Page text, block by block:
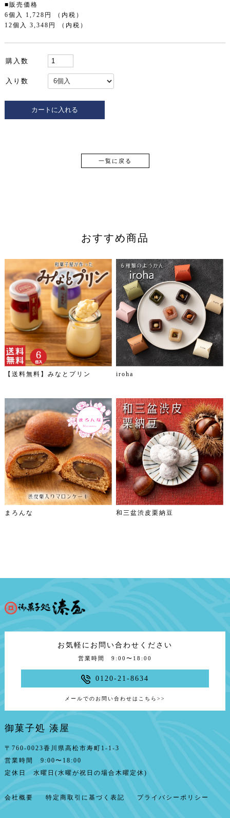
■販売価格
6個入 1,728円 （内税）
12個入 3,348円 （内税）
購入数
入り数
一覧に戻る
おすすめ商品
【送料無料】みなとプリン iroha
まろんな 和三盆渋皮栗納豆
御菓子処 湊屋
〒760-0023香川県高松市寿町1-1-3
営業時間 9:00〜18:00
定休日 水曜日(水曜が祝日の場合木曜定休)
会社概要 特定商取引に基づく表記 プライバシーポリシー
お気軽にお問い合わせください
営業時間 9:00〜18:00
0120-21-8634
メールでのお問い合わせはこちら >>